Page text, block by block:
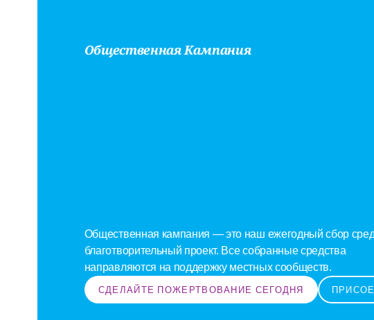
Общественная Кампания
Барьеров
Общественная кампания — это наш ежегодный сбор
благотворительный проект. Все собранные средства
направляются на поддержку местных сообществ.
СДЕЛАЙТЕ ПОЖЕРТВОВАНИЕ СЕГОДНЯ